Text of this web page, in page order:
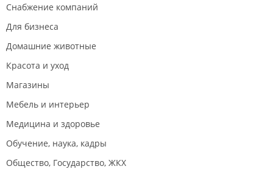
Снабжение компаний
Для бизнеса
Домашние животные
Красота и уход
Магазины
Мебель и интерьер
Медицина и здоровье
Обучение, наука, кадры
Общество, Государство, ЖКХ